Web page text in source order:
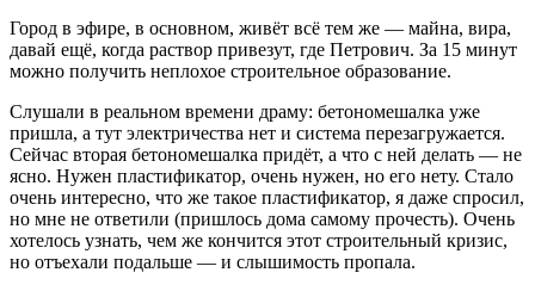
Город в эфире, в основном, живёт всё тем же — майна, вира,
давай ещё, когда раствор привезут, где Петрович. За 15 минут
можно получить неплохое строительное образование.
Слушали в реальном времени драму: бетономешалка уже
пришла, а тут электричества нет и система перезагружается.
Сейчас вторая бетономешалка придёт, а что с ней делать — не
ясно. Нужен пластификатор, очень нужен, но его нету. Стало
очень интересно, что же такое пластификатор, я даже спросил,
но мне не ответили (пришлось дома самому прочесть). Очень
хотелось узнать, чем же кончится этот строительный кризис,
но отъехали подальше — и слышимость пропала.